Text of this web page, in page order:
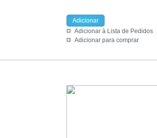
Adicionar
Adicionar à Lista de Pedidos
Adicionar para comprar